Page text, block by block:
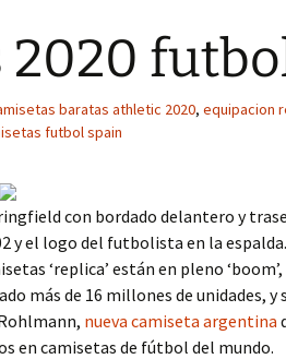
2020
baratas athletic 2020, equipacion
futbol spain
con bordado delantero y
y el logo del futbolista en la
‘replica’ están en pleno ‘boom’,
más de 16 millones de unidades, y
nueva camiseta argentina
en camisetas de fútbol del mundo.